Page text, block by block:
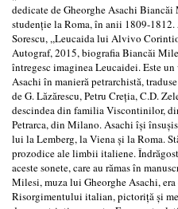
dedicate de Gheorghe Asachi
studenţie la Roma, în anii 1809-
Sorescu, ,,Leucaida lui Alvivo
Autograf, 2015, biografia Biancăi
întregesc imaginea Leucaidei. Este
Asachi în manieră petrarchistă,
de G. Lăzărescu, Petru Creţia, C.D.
descindea din familia Viscontinilor,
Petrarca, din Milano. Asachi îşi
lui la Lemberg, la Viena şi la Roma.
prozodice ale limbii italiene.
aceste sonete, care au rămas în
Milesi, muza lui Gheorghe Asachi,
Risorgimentului italian, pictoriţă şi